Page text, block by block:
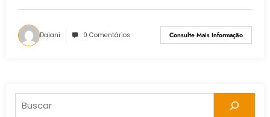
Daiani 0 Comentários Consulte Mais Informação
Pesquisar